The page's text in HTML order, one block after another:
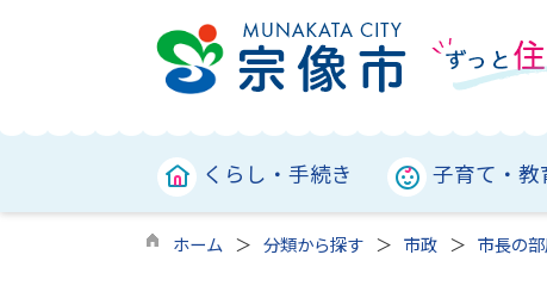
くらし・手続き 子育て・教
ホーム 分類から探す 市政 市長の部